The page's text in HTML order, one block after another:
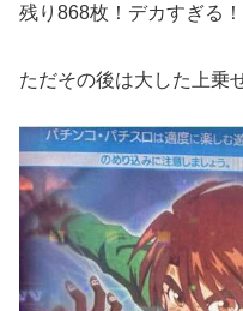
残り868枚！デカすぎる！
ただその後は大した上乗